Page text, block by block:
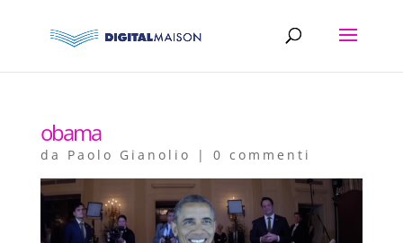
obama
da Paolo Gianolio | 0 commenti